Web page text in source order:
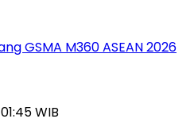
GSMA M360 ASEAN 2026
WIB